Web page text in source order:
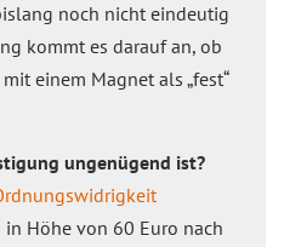
noch nicht eindeutig
kommt es darauf an, ob
einem Magnet als „fest“
ungenügend ist?
in Höhe von 60 Euro nach